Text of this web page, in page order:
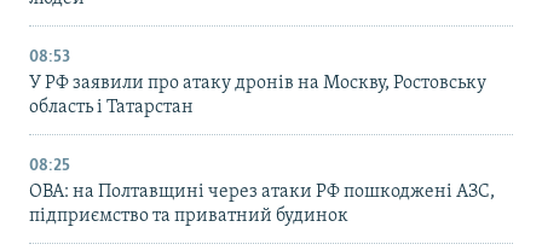
08:53
У РФ заявили про атаку дронів на Москву, Ростовську
область і Татарстан
08:25
ОВА: на Полтавщині через атаки РФ пошкоджені АЗС,
підприємство та приватний будинок